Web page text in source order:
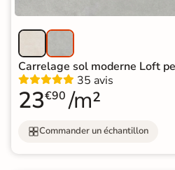
Carrelage sol moderne Loft
35 avis
23€90 /m²
Commander un échantillon